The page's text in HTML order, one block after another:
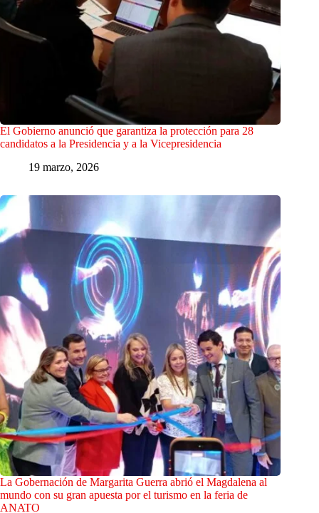
El Gobierno anunció que garantiza la protección para 28
candidatos a la Presidencia y a la Vicepresidencia
19 marzo, 2026
La Gobernación de Margarita Guerra abrió el Magdalena al
mundo con su gran apuesta por el turismo en la feria de
ANATO